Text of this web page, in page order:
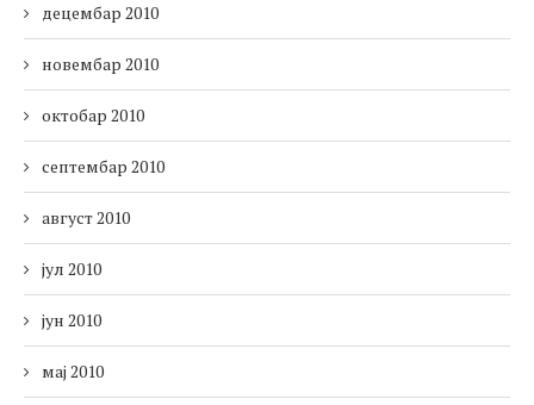
децембар 2010
новембар 2010
октобар 2010
септембар 2010
август 2010
јул 2010
јун 2010
мај 2010